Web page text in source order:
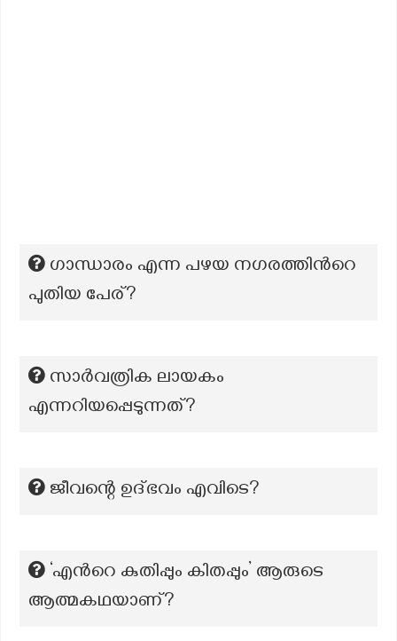
ഗാന്ധാരം എന്ന പഴയ നഗരത്തിൻറെ
പുതിയ പേര്?
സാർവത്രിക ലായകം
എന്നറിയപ്പെടുന്നത്?
ജീവന്റെ ഉദ്ഭവം എവിടെ?
‘എന്‍റെ കുതിപ്പും കിതപ്പും’ ആരുടെ
ആത്മകഥയാണ്?